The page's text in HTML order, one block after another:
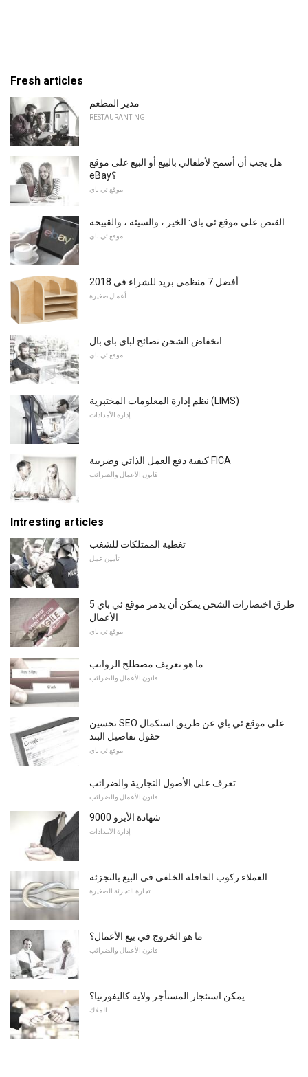
Fresh articles
مدير المطعم
RESTAURANTING
هل يجب أن أسمح لأطفالي بالبيع أو البيع على موقع
eBay؟
موقع ئي باي
القنص على موقع ئي باي: الخير ، والسيئة ، والقبيحة
موقع ئي باي
أفضل 7 منظمي بريد للشراء في 2018
أعمال صغيرة
انخفاض الشحن نصائح لباي باي بال
موقع ئي باي
نظم إدارة المعلومات المختبرية (LIMS)
إدارة الأمدادات
كيفية دفع العمل الذاتي وضريبة FICA
قانون الأعمال والضرائب
Intresting articles
تغطية الممتلكات للشغب
تأمين عمل
5 طرق اختصارات الشحن يمكن أن يدمر موقع ئي باي
الأعمال
موقع ئي باي
ما هو تعريف مصطلح الرواتب
قانون الأعمال والضرائب
تحسين SEO على موقع ئي باي عن طريق استكمال
حقول تفاصيل البند
موقع ئي باي
تعرف على الأصول التجارية والضرائب
قانون الأعمال والضرائب
شهادة الأيزو 9000
إدارة الأمدادات
العملاء ركوب الحافلة الخلفي في البيع بالتجزئة
تجارة التجزئة الصغيرة
ما هو الخروج في بيع الأعمال؟
قانون الأعمال والضرائب
يمكن استئجار المستأجر ولاية كاليفورنيا؟
الملاك